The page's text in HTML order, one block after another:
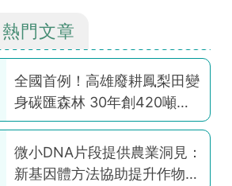
熱門文章
全國首例！高雄廢耕鳳梨田變
身碳匯森林 30年創420噸碳
權
微小DNA片段提供農業洞見：
新基因體方法協助提升作物韌